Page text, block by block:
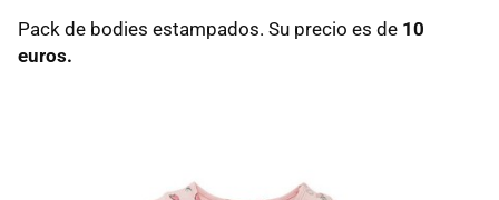
Pack de bodies estampados. Su precio es de 10
euros.